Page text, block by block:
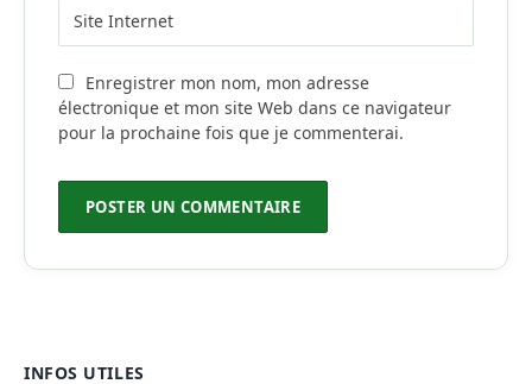
Enregistrer mon nom, mon adresse
électronique et mon site Web dans ce navigateur
pour la prochaine fois que je commenterai.
INFOS UTILES